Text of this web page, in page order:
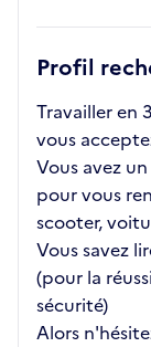
Profil
Travailler en
vous
Vous avez
pour vous
scooter,
Vous savez
(pour la
sécurité)
Alors